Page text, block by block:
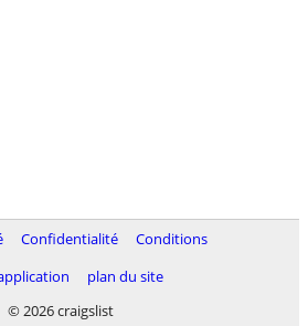
Confidentialité
Conditions
plan du site
© 2026 craigslist